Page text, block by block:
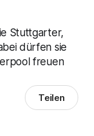
Stuttgarter,
dürfen sie
freuen
Teilen